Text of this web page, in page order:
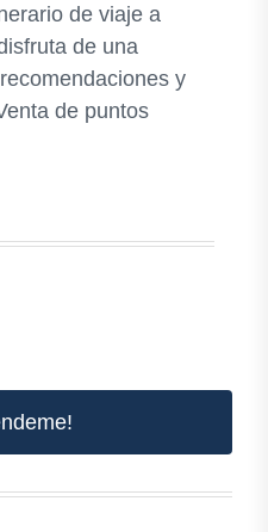
de viaje a
de una
y
de puntos